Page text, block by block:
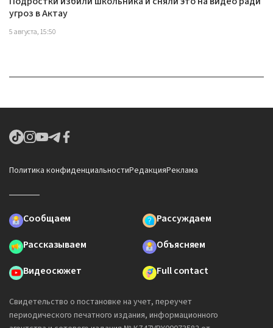
угроз в Актау
5 августа, 15:50
Политика конфиденциальностиРедакцияРеклама
Сообщаем
Рассуждаем
Рассказываем
Объясняем
Видеосюжет
Full contact
Свидетельство о постановке на учет, переучет
периодического печатного издания, информационного